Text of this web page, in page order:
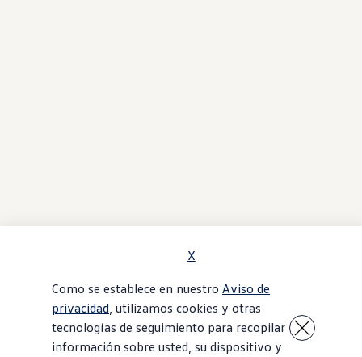
X
Como se establece en nuestro Aviso de
privacidad, utilizamos cookies y otras
tecnologías de seguimiento para recopilar
información sobre usted, su dispositivo y